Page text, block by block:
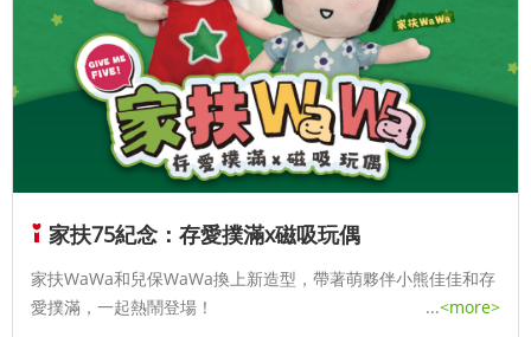
家扶75紀念：存愛撲滿x磁吸玩偶
家扶WaWa和兒保WaWa換上新造型，帶著萌夥伴小熊佳佳和存
愛撲滿，一起熱鬧登場！
...<more>